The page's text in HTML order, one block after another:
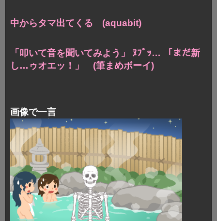
中からタマ出てくる (aquabit)
「叩いて音を聞いてみよう」 ﾇﾌﾟｯ… 「まだ新
し…ゥオエッ！」 (筆まめボーイ)
画像で一言